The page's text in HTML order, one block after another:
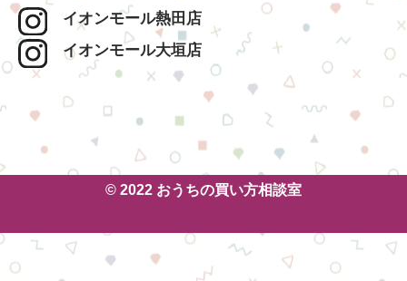
イオンモール熱田店
イオンモール大垣店
© 2022 おうちの買い方相談室